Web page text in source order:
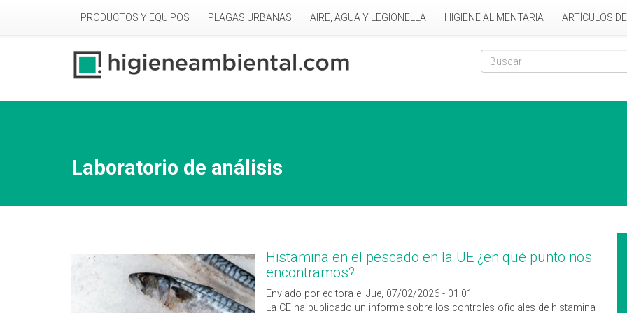
PRODUCTOS Y EQUIPOS PLAGAS URBANAS AIRE, AGUA Y LEGIONELLA HIGIENE ALIMENTARIA ARTÍCULOS
Formulario de
Laboratorio de análisis
Histamina en el pescado en la UE ¿en qué punto nos
encontramos?
Enviado por editora el Jue, 07/02/2026 - 01:01
La CE ha publicado un informe sobre los controles oficiales de histamina